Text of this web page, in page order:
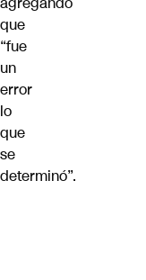
que
“fue
un
error
lo
que
se
determinó”.